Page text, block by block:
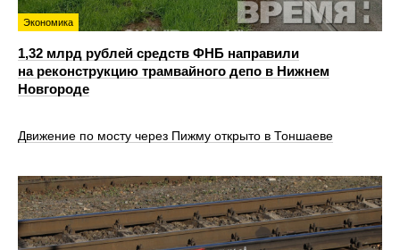
Экономика
1,32 млрд рублей средств ФНБ направили
на реконструкцию трамвайного депо в Нижнем
Новгороде
Движение по мосту через Пижму открыто в Тоншаеве